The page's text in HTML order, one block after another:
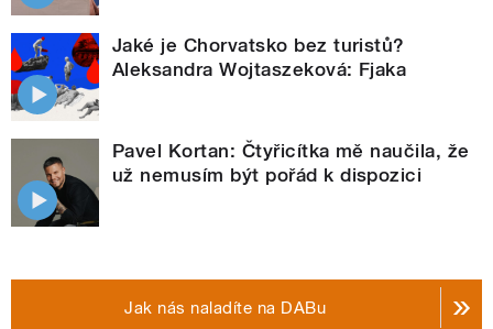
Jaké je Chorvatsko bez turistů?
Aleksandra Wojtaszeková: Fjaka
Pavel Kortan: Čtyřicítka mě naučila, že
už nemusím být pořád k dispozici
Jak nás naladíte na DABu